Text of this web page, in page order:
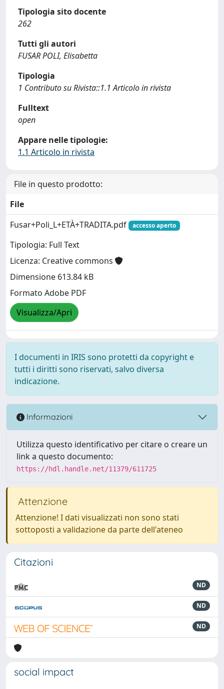
Tipologia sito docente
262
Tutti gli autori
FUSAR POLI, Elisabetta
Tipologia
1 Contributo su Rivista::1.1 Articolo in rivista
Fulltext
open
Appare nelle tipologie:
1.1 Articolo in rivista
File in questo prodotto:
File
Fusar+Poli_L+ETÀ+TRADITA.pdf
accesso aperto
Tipologia: Full Text
Licenza: Creative commons
Dimensione 613.84 kB
Formato Adobe PDF
Visualizza/Apri
I documenti in IRIS sono protetti da copyright e
tutti i diritti sono riservati, salvo diversa
indicazione.
Informazioni
Utilizza questo identificativo per citare o creare un
link a questo documento:
https://hdl.handle.net/11379/611725
Attenzione
Attenzione! I dati visualizzati non sono stati
sottoposti a validazione da parte dell'ateneo
Citazioni
ND
ND
ND
social impact